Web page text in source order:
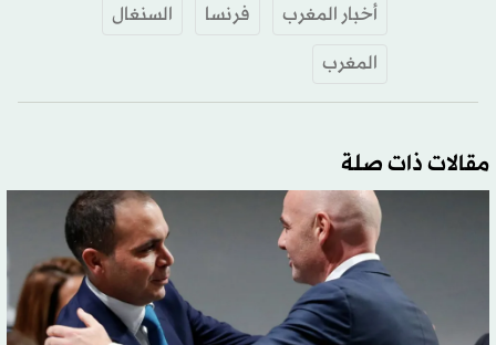
أخبار المغرب
فرنسا
السنغال
المغرب
مقالات ذات صلة